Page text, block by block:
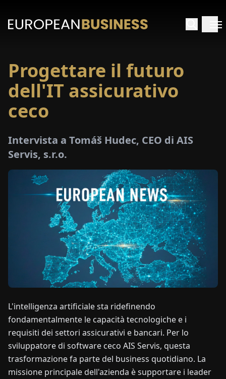
HOME
ENDEFRESITNLPLHU
CONTATTACI
Progettare il futuro
dell'IT assicurativo
ceco
Intervista a Tomáš Hudec, CEO di AIS
Servis, s.r.o.
L'intelligenza artificiale sta ridefinendo
fondamentalmente le capacità tecnologiche e i
requisiti dei settori assicurativi e bancari. Per lo
sviluppatore di software ceco AIS Servis, questa
trasformazione fa parte del business quotidiano. La
missione principale dell'azienda è supportare i leader